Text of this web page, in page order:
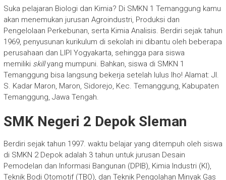
Suka pelajaran Biologi dan Kimia? Di SMKN 1 Temanggung kamu
akan menemukan jurusan Agroindustri, Produksi dan
Pengelolaan Perkebunan, serta Kimia Analisis. Berdiri sejak tahun
1969, penyusunan kurikulum di sekolah ini dibantu oleh beberapa
perusahaan dan LIPI Yogyakarta, sehingga para siswa
memiliki skillyang mumpuni. Bahkan, siswa di SMKN 1
Temanggung bisa langsung bekerja setelah lulus lho! Alamat: Jl.
S. Kadar Maron, Maron, Sidorejo, Kec. Temanggung, Kabupaten
Temanggung, Jawa Tengah.
SMK Negeri 2 Depok Sleman
Berdiri sejak tahun 1997. waktu belajar yang ditempuh oleh siswa
di SMKN 2 Depok adalah 3 tahun untuk jurusan Desain
Pemodelan dan Informasi Bangunan (DPIB), Kimia Industri (KI),
Teknik Bodi Otomotif (TBO), dan Teknik Pengolahan Minyak Gas